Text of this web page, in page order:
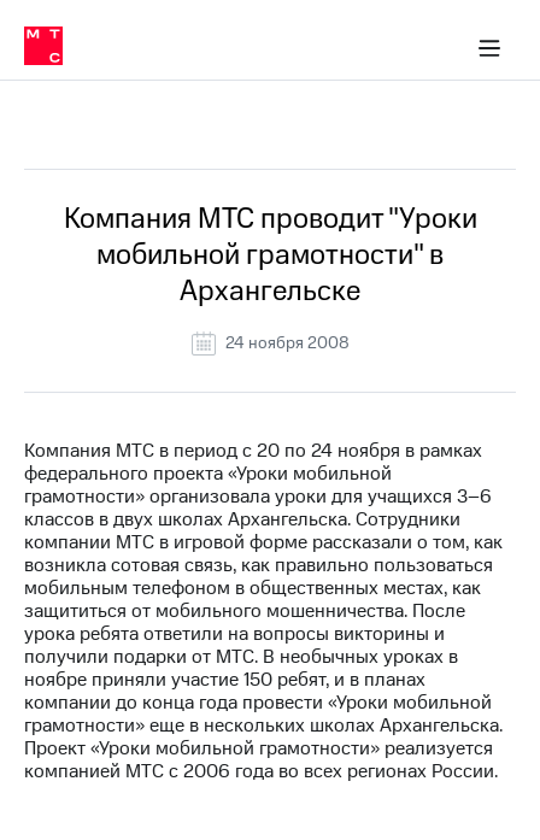
Медиа-центр
и акционерам
Устойчивое развитие
Комплаенс и деловая этика
компании
Карьера
История
компании
Руководство
информация
Контакты
Медиа-центр
Пресс-
релизы
МТС
о технологиях
Достижения
Интервью
Финансовая
отчетность
в МТС
Пресс-
релизы
о технологиях
Компания МТС проводит "Уроки
мобильной грамотности" в
Архангельске
24 ноября 2008
Компания МТС в период с 20 по 24 ноября в рамках
федерального проекта «Уроки мобильной
грамотности» организовала уроки для учащихся 3–6
классов в двух школах Архангельска. Сотрудники
компании МТС в игровой форме рассказали о том, как
возникла сотовая связь, как правильно пользоваться
мобильным телефоном в общественных местах, как
защититься от мобильного мошенничества. После
урока ребята ответили на вопросы викторины и
получили подарки от МТС. В необычных уроках в
ноябре приняли участие 150 ребят, и в планах
компании до конца года провести «Уроки мобильной
грамотности» еще в нескольких школах Архангельска.
Проект «Уроки мобильной грамотности» реализуется
компанией МТС с 2006 года во всех регионах России.